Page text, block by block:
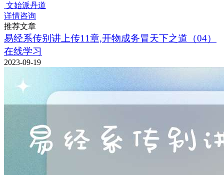
文始派丹道
详情咨询
推荐文章
易经系传别讲上传11章,开物成务冒天下之道（04）
在线学习
2023-09-19